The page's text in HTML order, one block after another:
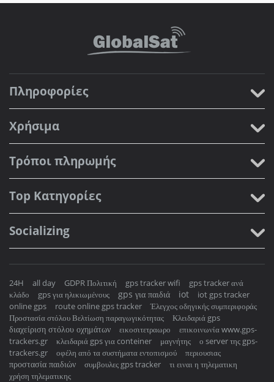
Πληροφορίες
Χρήσιμα
Τρόποι πληρωμής
Top Κατηγορίες
Socializing
24H all day GDPR Πολιτική gps tracker wifi
gps tracker ανά
κλάδο
gps για ηλικιωμένους gps για παιδιά iot
iot gps tracker
online gps
route online gps tracker
Έλεγχος οδηγικής συμπεριφοράς
Προστασία στόλου Βελτίωση παραγωγικότητας
Κλειδαριά gps
διαχείριση στόλου οχημάτων εικοσιτετραωρο
επικοινωνία www.gps-
trackers.gr
κλειδαριά gps για conteiner μαγνήτης
ο server της gps-
trackers.gr
οφέλη από τα συστήματα εντοπισμού περιουσιας
προστασία παιδιών συμβουλες gps tracker
τι ειναι η τηλεματικη
χρήση τηλεματικης